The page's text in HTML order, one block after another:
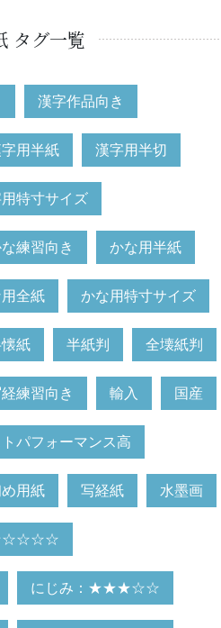
タグ一覧
漢字作品向き
用半紙 漢字用半切
特寸サイズ
練習向き かな用半紙
全紙 かな用特寸サイズ
紙 半紙判 全壊紙判
練習向き 輸入 国産
トパフォーマンス高
用紙 写経紙 水墨画
★☆☆☆☆
にじみ：★★★☆☆